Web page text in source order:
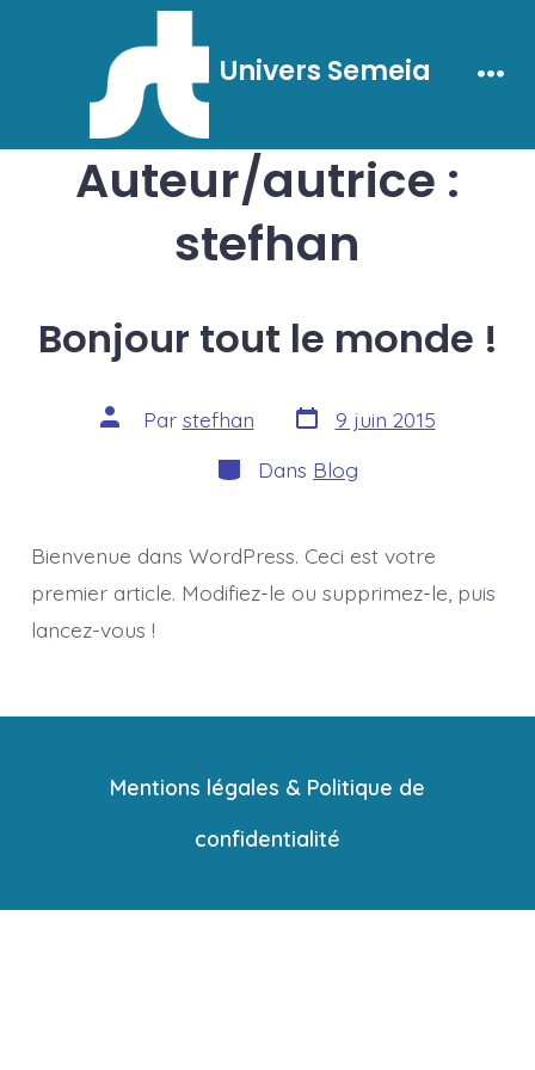
Univers Semeia
Auteur/autrice :
stefhan
Bonjour tout le monde !
Auteur
de
Par stefhan Date
de
9 juin 2015
Catégories
Dans Blog
Bienvenue dans WordPress. Ceci est votre
premier article. Modifiez-le ou supprimez-le, puis
lancez-vous !
Mentions légales & Politique de
confidentialité